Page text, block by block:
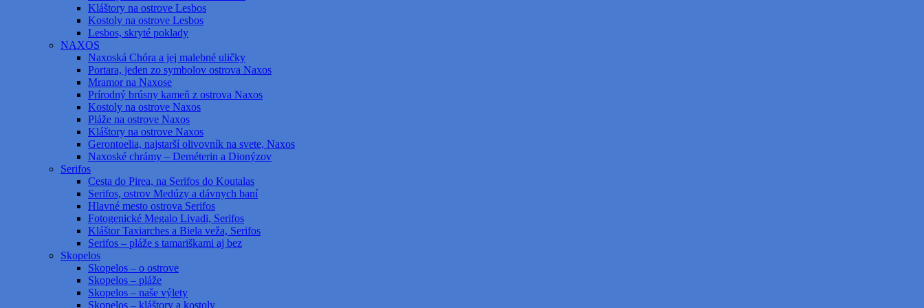
Kláštory na ostrove Lesbos
Kostoly na ostrove Lesbos
Lesbos, skryté poklady
NAXOS
Naxoská Chóra a jej malebné uličky
Portara, jeden zo symbolov ostrova Naxos
Mramor na Naxose
Prírodný brúsny kameň z ostrova Naxos
Kostoly na ostrove Naxos
Pláže na ostrove Naxos
Kláštory na ostrove Naxos
Gerontoelia, najstarší olivovník na svete, Naxos
Naxoské chrámy – Deméterin a Dionýzov
Serifos
Cesta do Pirea, na Serifos do Koutalas
Serifos, ostrov Medúzy a dávnych baní
Hlavné mesto ostrova Serifos
Fotogenické Megalo Livadi, Serifos
Kláštor Taxiarches a Biela veža, Serifos
Serifos – pláže s tamariškami aj bez
Skopelos
Skopelos – o ostrove
Skopelos – pláže
Skopelos – naše výlety
Skopelos – kláštory a kostoly